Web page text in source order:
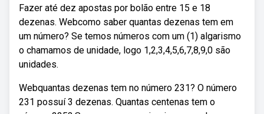
Fazer até dez apostas por bolão entre 15 e 18
dezenas. Webcomo saber quantas dezenas tem em
um número? Se temos números com um (1) algarismo
o chamamos de unidade, logo 1,2,3,4,5,6,7,8,9,0 são
unidades.
Webquantas dezenas tem no número 231? O número
231 possuí 3 dezenas. Quantas centenas tem o